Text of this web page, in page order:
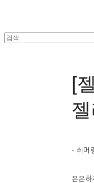
[
- 쉬머
은은하